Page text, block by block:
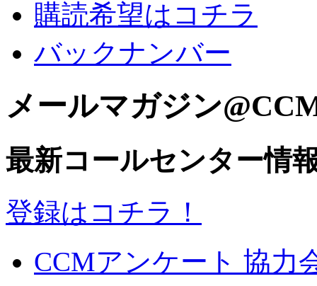
購読希望はコチラ
バックナンバー
メールマガジン
最新コールセンター情
登録はコチラ！
CCMアンケート 協力